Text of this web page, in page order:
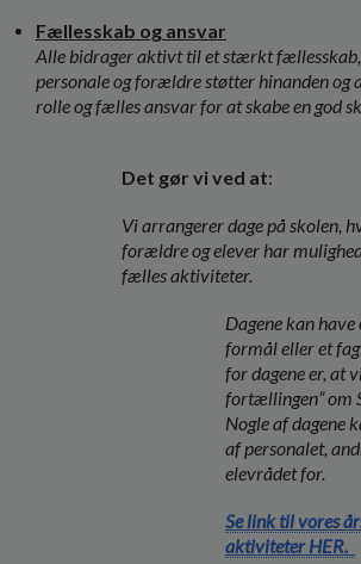
Fællesskab og ansvar
Alle bidrager aktivt til et stærkt fællesskab,
personale og forældre støtter hinanden og
rolle og fælles ansvar for at skabe en god
Det gør vi ved at:
Vi arrangerer dage på skolen,
forældre og elever har
fælles aktiviteter.
Dagene kan
formål eller et
for dagene er, at
fortællingen” om
Nogle af dagene
af personalet,
elevrådet for.
Se link til vores
aktiviteter HER.